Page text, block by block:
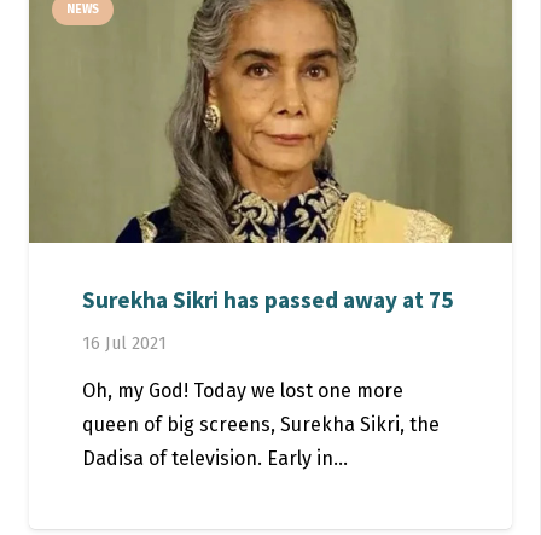
NEWS
Surekha Sikri has passed away at 75
16 Jul 2021
Oh, my God! Today we lost one more
queen of big screens, Surekha Sikri, the
Dadisa of television. Early in…